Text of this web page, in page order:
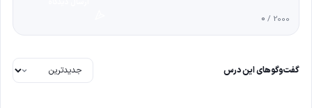
0 / 2000
گفت‌وگوهای این درس